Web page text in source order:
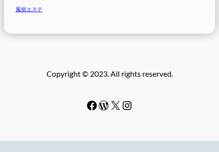
風俗エステ
Copyright © 2023. All rights reserved.
Facebook WordPress # Instagram